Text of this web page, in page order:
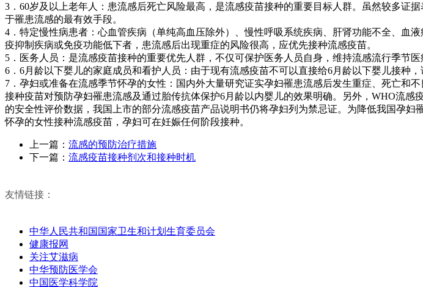
3．60岁及以上老年人：患流感后死亡风险最高，是流感疫苗接种的重要目标人群。虽然较多
于罹患流感的最有效手段。
4．特定慢性病患者：心血管疾病（单纯高血压除外）、慢性呼吸系统疾病、肝肾功能不全、血
疫抑制疾病或免疫功能低下者，患流感后出现重症的风险很高，应优先接种流感疫苗。
5．医务人员：是流感疫苗接种的重要优先人群，不仅可保护医务人员自身，维持流感流行季节
6．6月龄以下婴儿的家庭成员和看护人员：由于现有流感疫苗不可以直接给6月龄以下婴儿接种
7．孕妇或准备在流感季节怀孕的女性：国内外大量研究证实孕妇罹患流感后发生重症、死亡和
接种疫苗对预防孕妇罹患流感及通过胎传抗体保护6月龄以内婴儿的效果明确。另外，WHO流
的安全性评价数据，我国上市的部分流感疫苗产品说明书仍将孕妇列为禁忌证。为降低我国孕
怀孕的女性接种流感疫苗，孕妇可在妊娠任何阶段接种。
上一篇： 流感的预防治疗措施
下一篇： 流感疫苗接种剂次和接种时机
友情链接：
中华人民共和国国家卫生和计划生育委员会
健康报网
关注艾滋病
中华预防医学会
中国医学科学院